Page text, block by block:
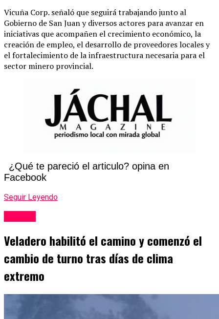
Vicuña Corp. señaló que seguirá trabajando junto al
Gobierno de San Juan y diversos actores para avanzar en
iniciativas que acompañen el crecimiento económico, la
creación de empleo, el desarrollo de proveedores locales y
el fortalecimiento de la infraestructura necesaria para el
sector minero provincial.
¿Qué te pareció el articulo? opina en
Facebook
Seguir Leyendo
Veladero habilitó el camino y comenzó el
cambio de turno tras días de clima
extremo